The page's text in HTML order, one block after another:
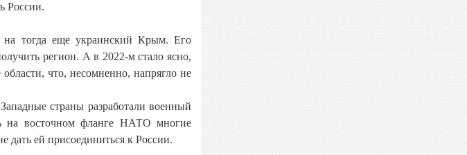
России.
тогда еще украинский Крым. Его
регион. А в 2022-м стало ясно,
что, несомненно, напрягло не
страны разработали военный
на восточном фланге НАТО многие
дать ей присоединиться к России.